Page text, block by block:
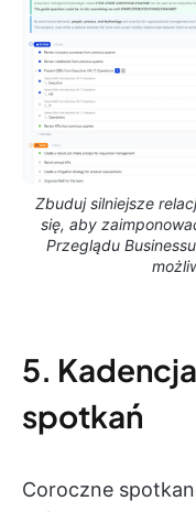
Zbuduj silniejsze
się, aby
Przeglądu
5.
spotkań
Coroczne